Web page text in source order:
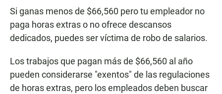
Si ganas menos de $66,560 pero tu empleador no
paga horas extras o no ofrece descansos
dedicados, puedes ser víctima de robo de salarios.
Los trabajos que pagan más de $66,560 al año
pueden considerarse "exentos" de las regulaciones
de horas extras, pero los empleados deben buscar